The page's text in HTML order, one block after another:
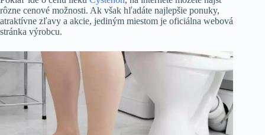
rôzne cenové možnosti. Ak však hľadáte najlepšie ponuky,
atraktívne zľavy a akcie, jediným miestom je oficiálna webová
stránka výrobcu.